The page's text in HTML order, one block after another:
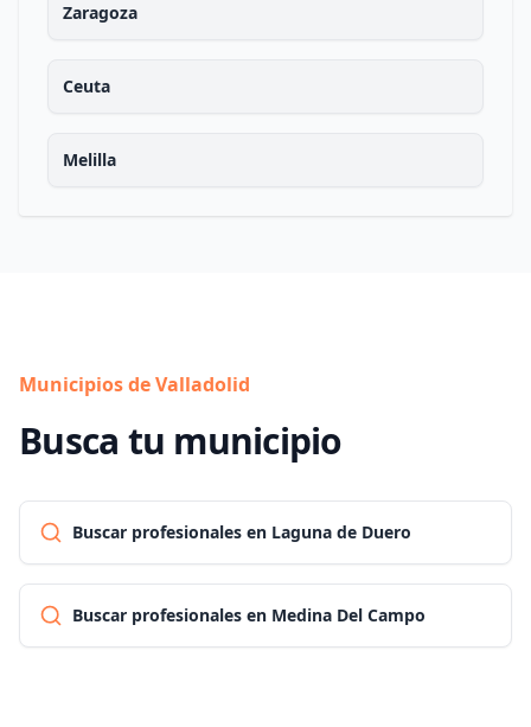
Zaragoza
Ceuta
Melilla
Municipios de Valladolid
Busca tu municipio
Buscar profesionales en Laguna de Duero
Buscar profesionales en Medina Del Campo